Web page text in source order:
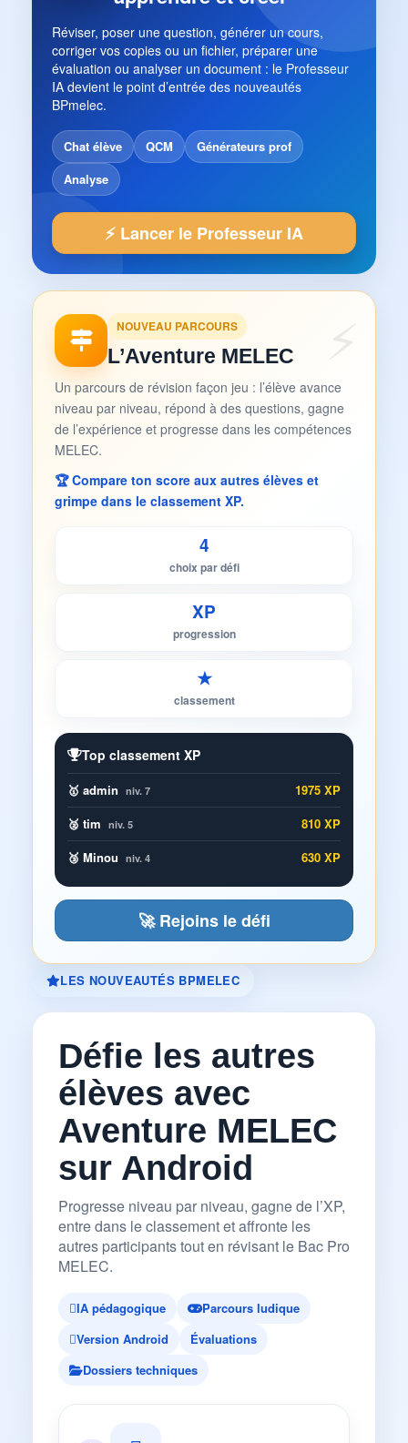
Réviser, poser une question, générer un cours,
corriger vos copies ou un fichier, préparer une
évaluation ou analyser un document : le Professeur
IA devient le point d’entrée des nouveautés
BPmelec.
Chat élève QCM
Générateurs prof
Analyse
⚡ Lancer le Professeur IA
NOUVEAU PARCOURS
L’Aventure MELEC
Un parcours de révision façon jeu : l’élève avance
niveau par niveau, répond à des questions, gagne
de l’expérience et progresse dans les compétences
MELEC.
🏆 Compare ton score aux autres élèves et
grimpe dans le classement XP.
4
choix par défi
XP
progression
★
classement
Top classement XP
🥇 admin niv. 7
1975 XP
🥈 tim niv. 5
810 XP
🥉 Minou niv. 4 630 XP
🚀 Rejoins le défi
LES NOUVEAUTÉS BPMELEC
Défie les autres
élèves avec
Aventure MELEC
sur Android
Progresse niveau par niveau, gagne de l’XP,
entre dans le classement et affronte les
autres participants tout en révisant le Bac Pro
MELEC.
IA pédagogique
Parcours ludique
Version Android
Évaluations
Dossiers techniques